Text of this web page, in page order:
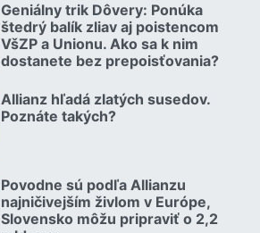
Geniálny trik Dôvery: Ponúka
štedrý balík zliav aj poistencom
VšZP a Unionu. Ako sa k nim
dostanete bez prepoisťovania?
06.07.2026 | | redakcia
Allianz hľadá zlatých susedov.
Poznáte takých?
08.07.2026 |
Povodne sú podľa Allianzu
najničivejším živlom v Európe,
Slovensko môžu pripraviť o 2,2
23.07.2026 |